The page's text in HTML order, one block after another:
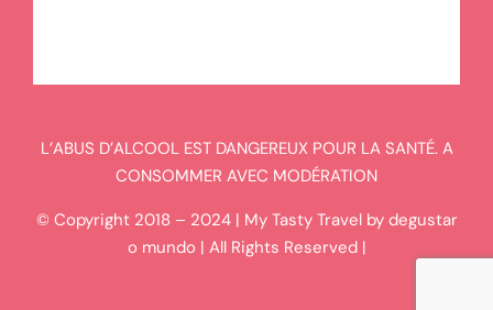
L’ABUS D’ALCOOL EST DANGEREUX POUR LA SANTÉ. A
CONSOMMER AVEC MODÉRATION
© Copyright 2018 – 2024 | My Tasty Travel by degustar
o mundo | All Rights Reserved |